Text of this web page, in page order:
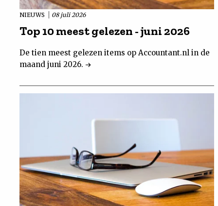
NIEUWS 08 juli 2026
Top 10 meest gelezen - juni 2026
De tien meest gelezen items op Accountant.nl in de
maand juni 2026.